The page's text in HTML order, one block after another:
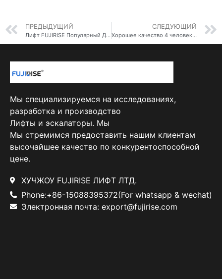
ПРЕДЫДУЩИЙ
Лифт FUJIRISE Популярный Домашний Лифт 2 Этажа Жилой Лифт Современный Дизайн
СЛЕДУЮЩИЙ
Хорошее качество 4 человек лифт небольшой виллы лифт жилой лифт цена
Мы специализируемся на исследованиях,
разработка и производство
Лифты и эскалаторы. Мы
Мы стремимся предоставить нашим клиентам
высочайшее качество по конкурентоспособной
цене.
ХУЧЖОУ FUJIRISE ЛИФТ ЛТД.
Phone:+86-15088395372(For whatsapp & wechat)
Электронная почта: export@fujirise.com